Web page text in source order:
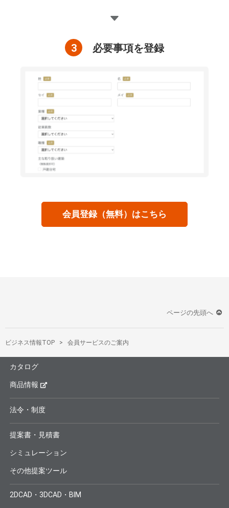
3 必要事項を登録
会員登録（無料）はこちら
ページの先頭へ
ビジネス情報TOP 会員サービスのご案内
カタログ
商品情報
法令・制度
提案書・見積書
シミュレーション
その他提案ツール
2DCAD・3DCAD・BIM